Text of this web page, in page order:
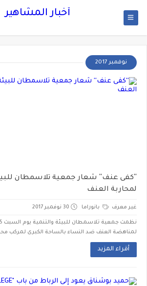
أخبار المشاهير
نوفمبر 2017
''كفى عنف'' شعار جمعية تلاسمطان
لمحاربة العنف
غير معرف بانوراما 30 نوفمبر 2017
لمناهضة العنف ضد النساء بالساحة الكبرى لمركب
أقراء المزيد